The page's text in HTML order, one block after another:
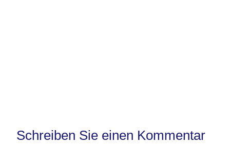
Schreiben Sie einen Kommentar